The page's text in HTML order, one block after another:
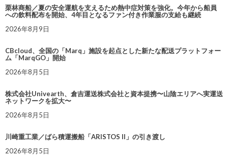
栗林商船／夏の安全運航を支えるため熱中症対策を強化。今年から船員
への飲料配布を開始、4年目となるファン付き作業服の支給も継続
2026年8月9日
CBcloud、全国の「Marq」施設を起点とした新たな配送プラットフォー
ム「MarqGO」開始
2026年8月5日
株式会社Univearth、倉吉運送株式会社と資本提携〜山陰エリアへ実運送
ネットワークを拡大〜
2026年8月5日
川崎重工業／ばら積運搬船「ARISTOS II」の引き渡し
2026年8月5日